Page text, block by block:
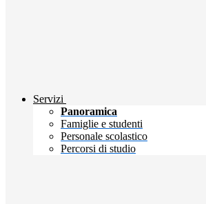
Servizi
Panoramica
Famiglie e studenti
Personale scolastico
Percorsi di studio